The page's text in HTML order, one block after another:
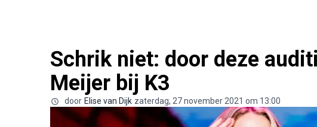
Schrik niet: door deze
Meijer bij K3
door Elise van Dijk zaterdag, 27 november 2021 om 13:00